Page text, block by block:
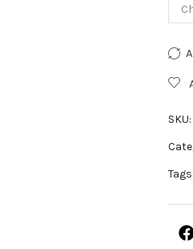
SKU:
Tags: